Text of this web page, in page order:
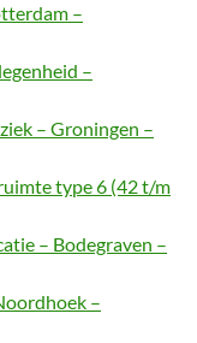
–
–
– Groningen –
type 6 (42 t/m
– Bodegraven –
–